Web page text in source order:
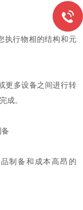
行物相的结构和元
多设备之间进行转
成。
制备和成本高昂的